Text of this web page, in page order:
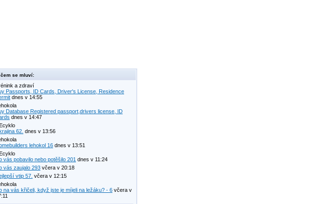
čem se mluví:
a zdraví
Passports, ID Cards, Driver's License, Residence
dnes v 14:55
Database Registered passport,drivers license, ID
dnes v 14:47
62. dnes v 13:56
lehokol 16 dnes v 13:51
vás pobavilo nebo potěšilo 201 dnes v 11:24
vás zaujalo 293 včera v 20:18
vtip 57. včera v 12:15
na vás křičeli, když jste je míjeli na ležáku? - 6 včera v